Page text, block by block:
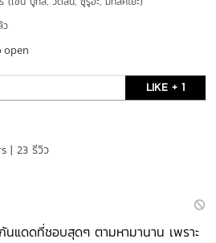
ว
open
LIKE + 1
| 23 รีวิว
นแดดที่ชอบสุดๆ ตามหามานาน เพราะ